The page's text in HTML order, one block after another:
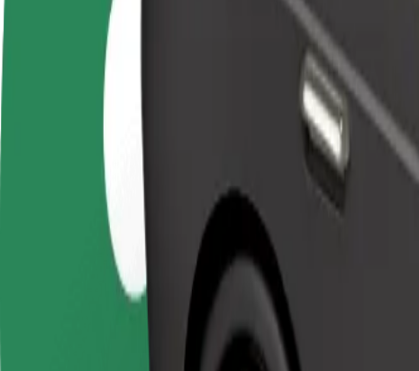
Cómo ir de Kaapelitehdas a Helsinki Exhibition and
¿Buscás la mejor forma de ir de Kaapelitehdas a Helsinki Exhibition
Kaapelitehdas
Helsinki Exhibition and Convention Centre
Comodidad y confort a un botón de distancia
Viajes asequibles en coches estándar